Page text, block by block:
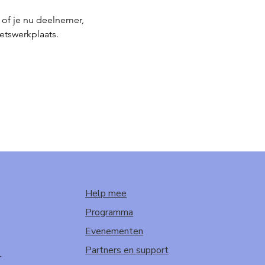
je nu deelnemer,
Help mee
Programma
Evenementen
Partners en support